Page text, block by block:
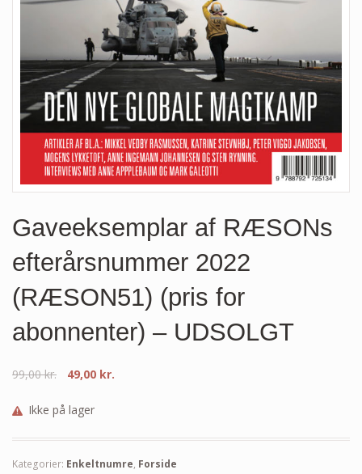
Gaveeksemplar af RÆSONs
efterårsnummer 2022
(RÆSON51) (pris for
abonnenter) – UDSOLGT
99,00kr. 49,00 kr.
Ikke på lager
Kategorier: Enkeltnumre, Forside